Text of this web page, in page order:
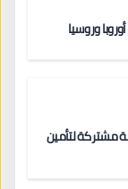
وروسيا
مشتركة لتأمين